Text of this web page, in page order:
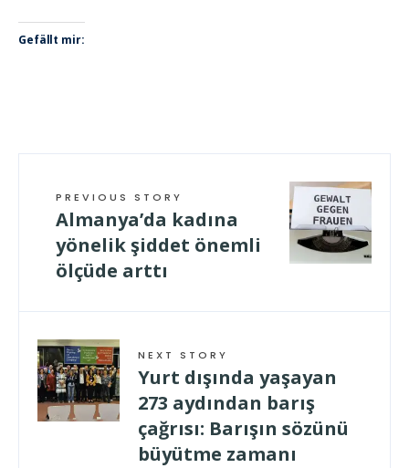
Gefällt mir:
PREVIOUS STORY
Almanya’da kadına
yönelik şiddet önemli
ölçüde arttı
NEXT STORY
Yurt dışında yaşayan
273 aydından barış
çağrısı: Barışın sözünü
büyütme zamanı